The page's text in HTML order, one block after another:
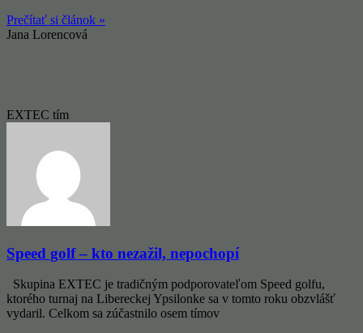
Prečítať si článok »
Jana Lorencová
EXTEC tím
Speed golf – kto nezažil, nepochopí
Skupina EXTEC je tradičným podporovateľom Speed ​​golfu,
ktorého turnaj na Libereckej Ypsilonke sa v tomto roku obzvlášť
vydaril. Celkom sa zúčastnilo osem tímov